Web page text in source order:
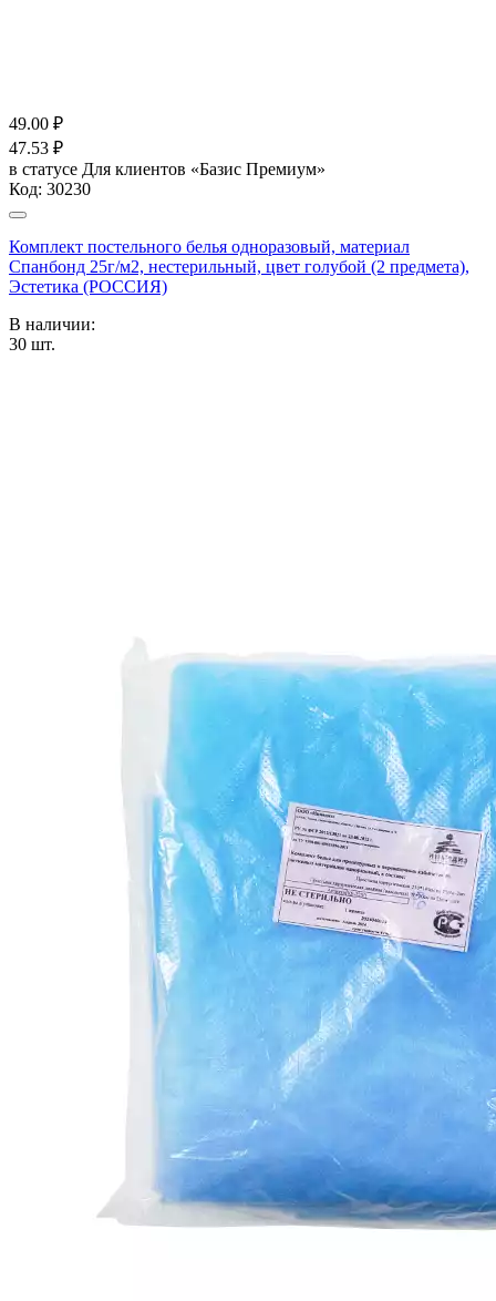
49.00 ₽
47.53 ₽
в статусе Для клиентов «Базис Премиум»
Код: 30230
Комплект постельного белья одноразовый, материал
Спанбонд 25г/м2, нестерильный, цвет голубой (2 предмета),
Эстетика (РОССИЯ)
В наличии:
30 шт.